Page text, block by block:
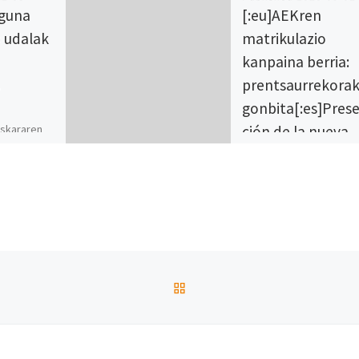
udalak
[:eu]AEKren
matrikulazio
kanpaina berria:
ción de la nueva